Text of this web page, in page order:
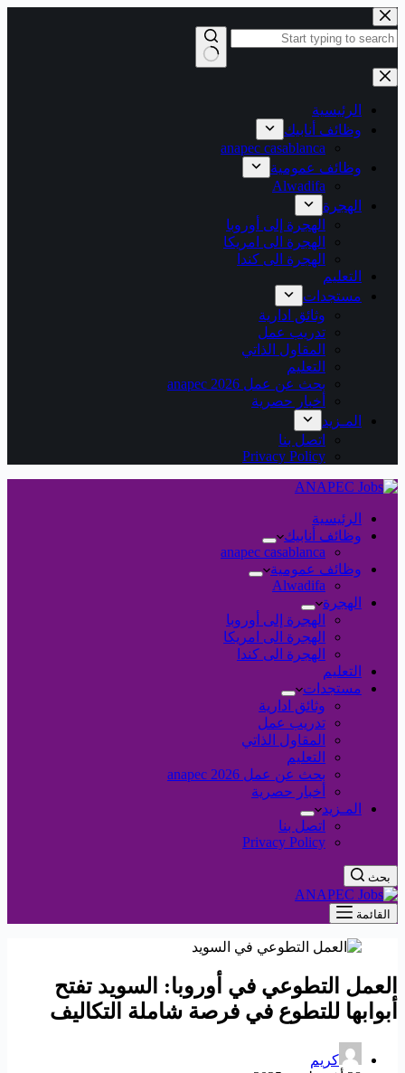
التجاوز
إلى
المحتوى
نتائج
الرئيسية
وظائف أنابيك
anapec casablanca
وظائف عمومية
Alwadifa
الهجرة
الهجرة إلى أوروبا
الهجرة الى امريكا
الهجرة الى كندا
التعليم
مستجدات
وثائق ادارية
تدريب عمل
المقاول الذاتي
التعليم
بحث عن عمل 2026 anapec
أخبار حصرية
المـزيد
اتصل بنا
Privacy Policy
الرئيسية
وظائف أنابيك
anapec casablanca
وظائف عمومية
Alwadifa
الهجرة
الهجرة إلى أوروبا
الهجرة الى امريكا
الهجرة الى كندا
التعليم
مستجدات
وثائق ادارية
تدريب عمل
المقاول الذاتي
التعليم
بحث عن عمل 2026 anapec
أخبار حصرية
المـزيد
اتصل بنا
Privacy Policy
بحث
القائمة
العمل التطوعي في أوروبا: السويد تفتح
أبوابها للتطوع في فرصة شاملة التكاليف
كريم